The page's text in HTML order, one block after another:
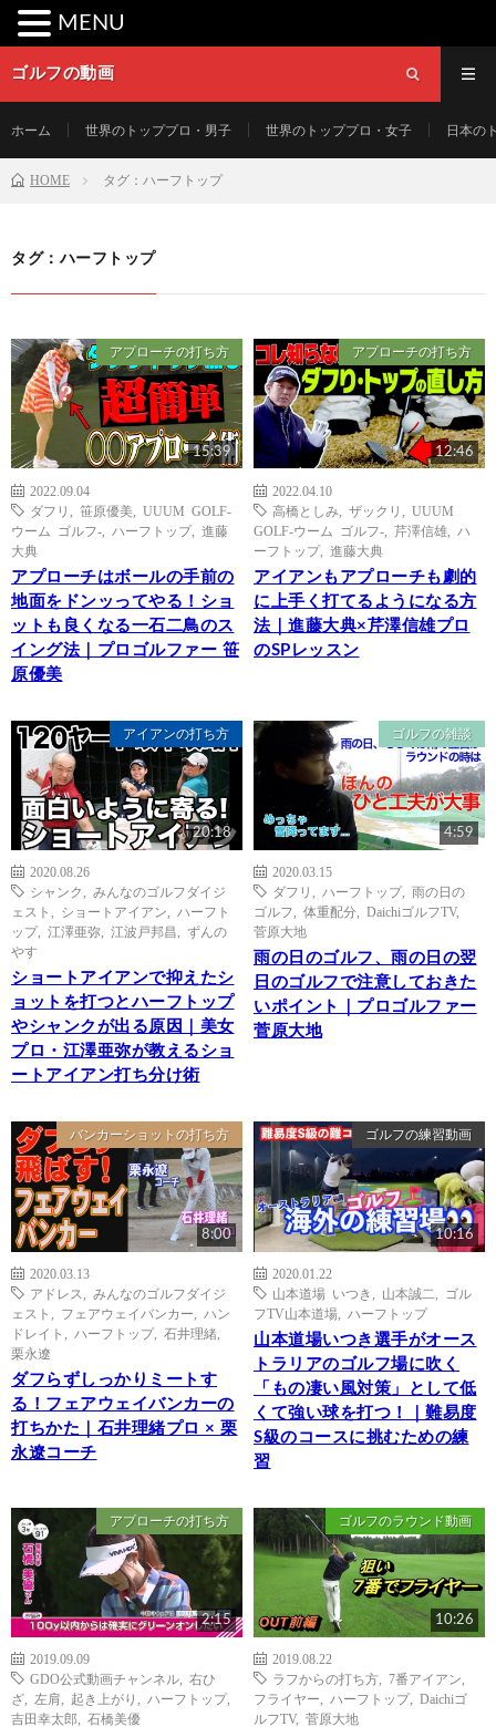
ゴルフの動画
ホーム 世界のトッププロ・男子 世界のトッププロ・女子 日本の
HOME タグ：ハーフトップ
タグ：ハーフトップ
アプローチの打ち方
15:39
2022.09.04
ダフリ
笹原優美
UUUM GOLF-
ウーム ゴルフ-
ハーフトップ, 進藤
大典
アプローチはボールの手前の
地面をドンッってやる！ショ
ットも良くなる一石二鳥のス
イング法｜プロゴルファー 笹
原優美
アプローチの打ち方
12:46
2022.04.10
高橋としみ
ザックリ
UUUM
GOLF-ウーム ゴルフ-
芹澤信雄
ハ
ーフトップ, 進藤大典
アイアンもアプローチも劇的
に上手く打てるようになる方
法｜進藤大典×芹澤信雄プロ
のSPレッスン
アイアンの打ち方
20:18
2020.08.26
シャンク
みんなのゴルフダイジ
ェスト
ショートアイアン
ハーフト
ップ, 江澤亜弥 江波戸邦昌
ずんの
やす
ショートアイアンで抑えたシ
ョットを打つとハーフトップ
やシャンクが出る原因｜美女
プロ・江澤亜弥が教えるショ
ートアイアン打ち分け術
ゴルフの雑談
4:59
2020.03.15
ダフリ
ハーフトップ, 雨の日の
ゴルフ
体重配分 DaichiゴルフTV,
菅原大地
雨の日のゴルフ、雨の日の翌
日のゴルフで注意しておきた
いポイント｜プロゴルファー
菅原大地
バンカーショットの打ち方
8:00
2020.03.13
アドレス
みんなのゴルフダイジ
ェスト
フェアウェイバンカー
ハン
ドレイト
ハーフトップ, 石井理緒
栗永遼
ダフらずしっかりミートす
る！フェアウェイバンカーの
打ちかた｜石井理緒プロ × 栗
永遼コーチ
ゴルフの練習動画
10:16
2020.01.22
山本道場 いつき
山本誠二
ゴル
フTV山本道場
ハーフトップ
山本道場いつき選手がオース
トラリアのゴルフ場に吹く
「もの凄い風対策」として低
くて強い球を打つ！｜難易度
S級のコースに挑むための練
習
アプローチの打ち方
2:15
2019.09.09
GDO公式動画チャンネル
右ひ
ざ
左肩 起き上がり ハーフトップ,
吉田幸太郎
石橋美優
ゴルフのラウンド動画
10:26
2019.08.22
ラフからの打ち方
7番アイアン
フライヤー
ハーフトップ, Daichiゴ
ルフTV, 菅原大地
MENU